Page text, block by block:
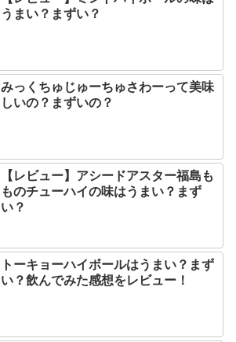
うまい？まずい？
みっくちゅじゅーちゅさわーって美味
しいの？まずいの？
【レビュー】アシードアスター福島も
ものチューハイの味はうまい？まず
い？
トーキョーハイボールはうまい？まず
い？飲んでみた感想をレビュー！